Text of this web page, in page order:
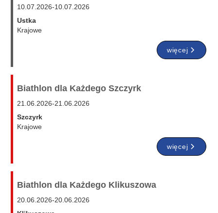
10.07.2026-10.07.2026
Ustka
Krajowe
więcej
Biathlon dla Każdego Szczyrk
21.06.2026-21.06.2026
Szczyrk
Krajowe
więcej
Biathlon dla Każdego Klikuszowa
20.06.2026-20.06.2026